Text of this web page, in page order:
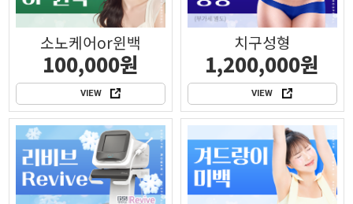
소노케어or윈백
100,000원
VIEW
치구성형
1,200,000원
VIEW